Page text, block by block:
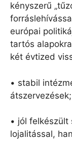
kényszerű
európai
tartós
két évtized
• stabil
átszervezések;
• jól felkészült
lojalitással,